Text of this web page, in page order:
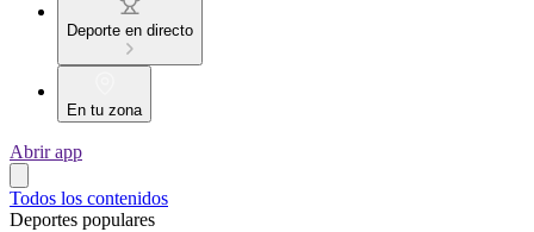
Deporte en directo
En tu zona
Abrir app
Todos los contenidos
Deportes populares